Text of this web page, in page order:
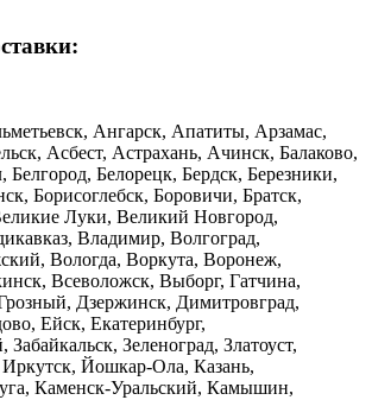
Ангарск, Апатиты, Арзамас,
Асбест, Астрахань, Ачинск, Балаково,
Белгород, Белорецк, Бердск, Березники,
Борисоглебск, Боровичи, Братск,
Луки, Великий Новгород,
Владимир, Волгоград,
Вологда, Воркута, Воронеж,
Всеволожск, Выборг, Гатчина,
Дзержинск, Димитровград,
Ейск, Екатеринбург,
Зеленоград, Златоуст,
Йошкар-Ола, Казань,
Каменск-Уральский, Камышин,